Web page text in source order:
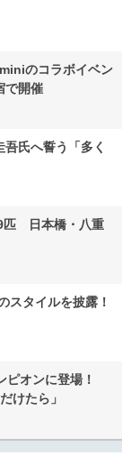
のコラボイベン
で開催
氏へ誓う「多く
匹 日本橋・八重
スタイルを披露！
ピオンに登場！
けたら」